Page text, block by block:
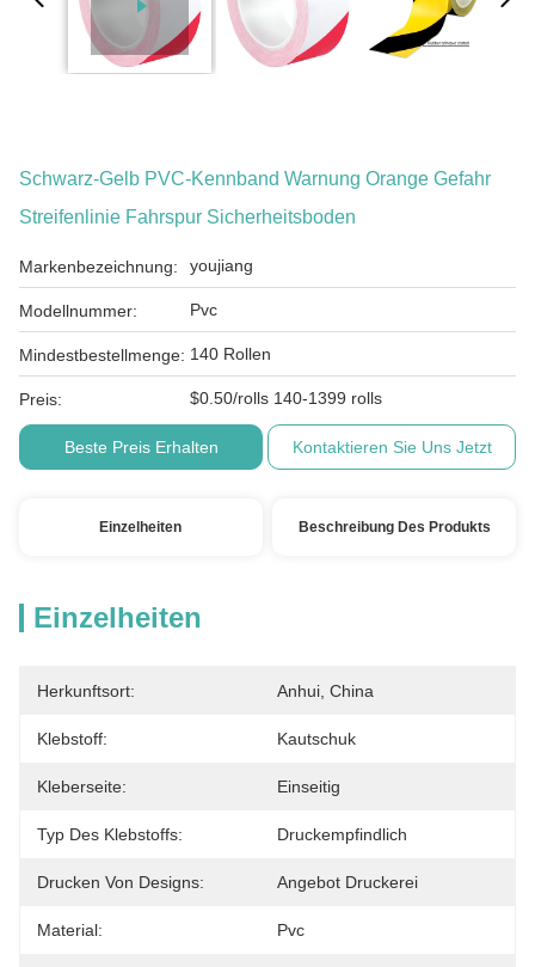
Schwarz-Gelb PVC-Kennband Warnung Orange Gefahr
Streifenlinie Fahrspur Sicherheitsboden
Markenbezeichnung: youjiang
Modellnummer: Pvc
Mindestbestellmenge: 140 Rollen
Preis: $0.50/rolls 140-1399 rolls
Beste Preis Erhalten Kontaktieren Sie Uns Jetzt
Einzelheiten Beschreibung Des Produkts
Einzelheiten
Herkunftsort: Anhui, China
Klebstoff: Kautschuk
Kleberseite: Einseitig
Typ Des Klebstoffs: Druckempfindlich
Drucken Von Designs: Angebot Druckerei
Material: Pvc